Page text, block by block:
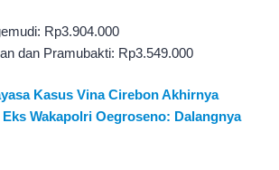
Rp3.904.000
dan Pramubakti: Rp3.549.000
Kasus Vina Cirebon Akhirnya
Wakapolri Oegroseno: Dalangnya